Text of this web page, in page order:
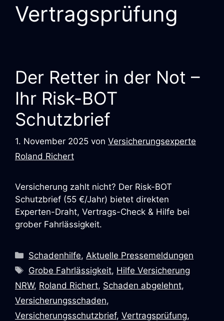
Vertragsprüfung
Der Retter in der Not –
Ihr Risk-BOT
Schutzbrief
1. November 2025 von Versicherungsexperte
Roland Richert
Versicherung zahlt nicht? Der Risk-BOT
Schutzbrief (55 €/Jahr) bietet direkten
Experten-Draht, Vertrags-Check & Hilfe bei
grober Fahrlässigkeit.
Schadenhilfe,Aktuelle Pressemeldungen
Grobe Fahrlässigkeit, Hilfe Versicherung
NRW, Roland Richert, Schaden abgelehnt,
Versicherungsschaden,
Versicherungsschutzbrief, Vertragsprüfung,